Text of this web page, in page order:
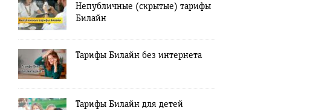
Непубличные (скрытые) тарифы
Билайн
Тарифы Билайн без интернета
Тарифы Билайн для детей